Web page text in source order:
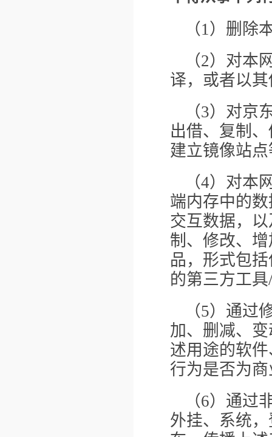
（1）删除
（2）对本
译，或者以
（3）对京
出借、复制
建立镜像站
（4）对本
端内存中的
交互数据，
制、修改、
品，形式包
的第三方工
（5）通过
加、删减、
述用途的软
行为是否为
（6）通过
外挂、系统